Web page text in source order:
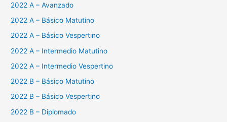
2022 A – Avanzado
2022 A – Básico Matutino
2022 A – Básico Vespertino
2022 A – Intermedio Matutino
2022 A – Intermedio Vespertino
2022 B – Básico Matutino
2022 B – Básico Vespertino
2022 B – Diplomado